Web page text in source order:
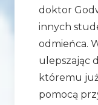
doktor
innych
odmieńca.
ulepszając
któremu już
pomocą